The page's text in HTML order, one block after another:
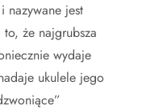
nazywane jest
że najgrubsza
wydaje
ukulele jego